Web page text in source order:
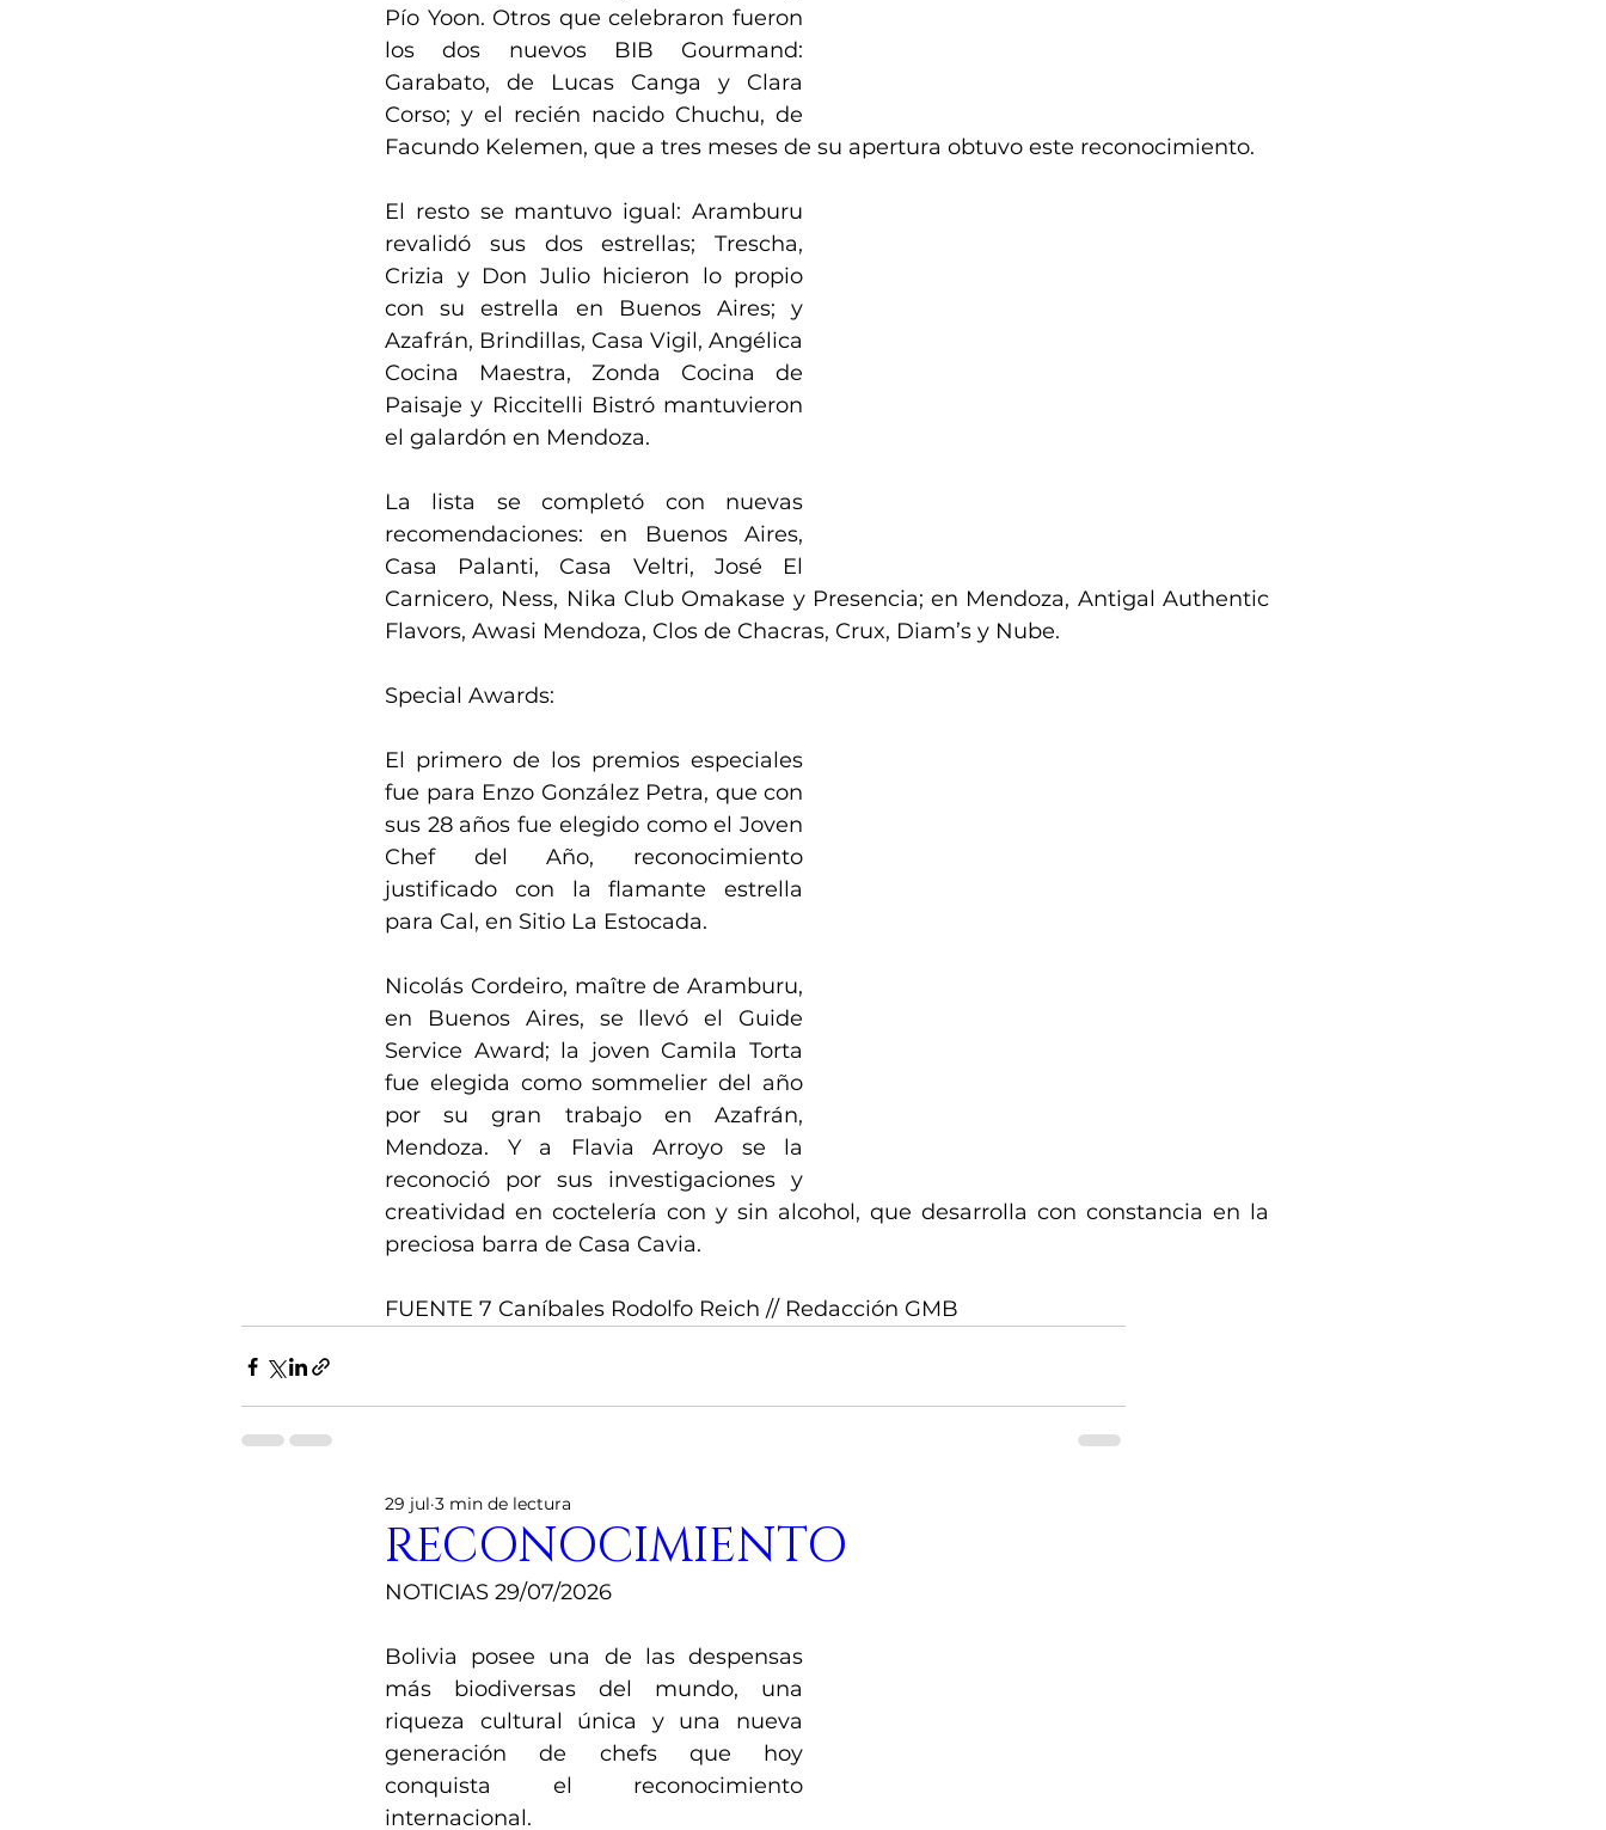
Pío Yoon. Otros que celebraron fueron
los dos nuevos BIB Gourmand:
Garabato, de Lucas Canga y Clara
Corso; y el recién nacido Chuchu, de
Facundo Kelemen, que a tres meses de su apertura obtuvo este reconocimiento.
El resto se mantuvo igual: Aramburu
revalidó sus dos estrellas; Trescha,
Crizia y Don Julio hicieron lo propio
con su estrella en Buenos Aires; y
Azafrán, Brindillas, Casa Vigil, Angélica
Cocina Maestra, Zonda Cocina de
Paisaje y Riccitelli Bistró mantuvieron
el galardón en Mendoza.
La lista se completó con nuevas
recomendaciones: en Buenos Aires,
Casa Palanti, Casa Veltri, José El
Carnicero, Ness, Nika Club Omakase y Presencia; en Mendoza, Antigal Authentic
Flavors, Awasi Mendoza, Clos de Chacras, Crux, Diam’s y Nube.
Special Awards:
El primero de los premios especiales
fue para Enzo González Petra, que con
sus 28 años fue elegido como el Joven
Chef del Año, reconocimiento
justificado con la flamante estrella
para Cal, en Sitio La Estocada.
Nicolás Cordeiro, maître de Aramburu,
en Buenos Aires, se llevó el Guide
Service Award; la joven Camila Torta
fue elegida como sommelier del año
por su gran trabajo en Azafrán,
Mendoza. Y a Flavia Arroyo se la
reconoció por sus investigaciones y
creatividad en coctelería con y sin alcohol, que desarrolla con constancia en la
preciosa barra de Casa Cavia.
FUENTE 7 Caníbales Rodolfo Reich // Redacción GMB
RECONOCIMIENTO
29 jul 3 min de lectura
NOTICIAS 29/07/2026
Bolivia posee una de las despensas
más biodiversas del mundo, una
riqueza cultural única y una nueva
generación de chefs que hoy
conquista el reconocimiento
internacional.